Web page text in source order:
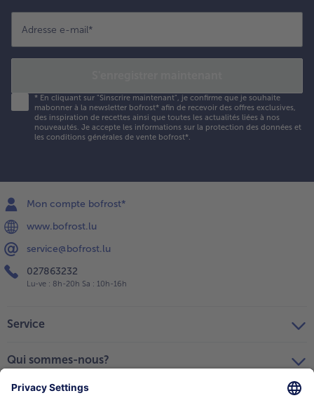
Adresse e-mail*
* En cliquant sur "Sinscrire maintenant", je confirme que je souhaite
mabonner à la newsletter bofrost* afin de recevoir des offres exclusives,
des inspiration de recettes ainsi que toutes les actualités liées à nos
nouveautés. Je accepte les informations sur la protection des données et
les conditions générales de vente bofrost*.
Mon compte bofrost*
www.bofrost.lu
service@bofrost.lu
027863232
Lu-ve : 8h-20h Sa : 10h-16h
Service
Qui sommes-nous?
Catégories